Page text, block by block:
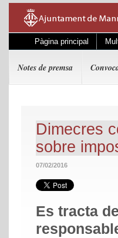
Pàgina principal
Notes de premsa
Dimecres
sobre
07/02/2016
Es tracta